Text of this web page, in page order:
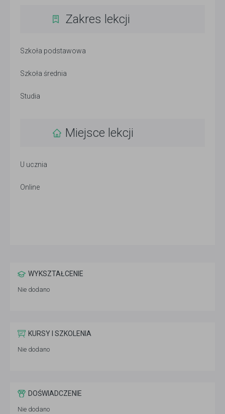
Zakres lekcji
Szkoła podstawowa
Szkoła średnia
Studia
Miejsce lekcji
U ucznia
Online
WYKSZTAŁCENIE
Nie dodano
KURSY I SZKOLENIA
Nie dodano
DOŚWIADCZENIE
Nie dodano